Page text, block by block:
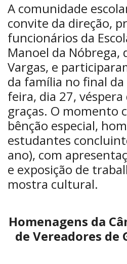
A comunidade
convite da direção,
funcionários da
Manoel da Nóbrega,
Vargas, e
da família no final
feira, dia 27, véspera
graças. O momento
bênção especial,
estudantes
ano), com
e exposição de
mostra cultural.
Homenagens da
de Vereadores de